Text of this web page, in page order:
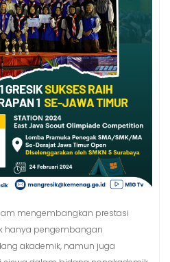
mengembangkan prestasi
hanya pengembangan
akademik, namun juga